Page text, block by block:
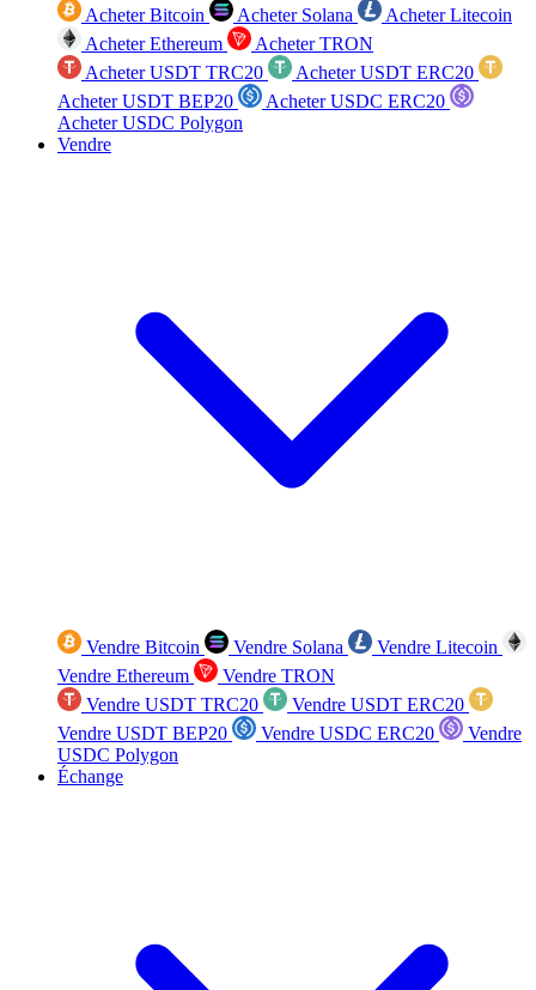
Acheter Bitcoin Acheter Solana
Acheter Litecoin
Acheter Ethereum
Acheter TRON
Acheter USDT TRC20
Acheter USDT ERC20
Acheter USDT BEP20
Acheter USDC ERC20
Acheter USDC Polygon
Vendre
Vendre Bitcoin Vendre Solana
Vendre Litecoin
Vendre Ethereum
Vendre TRON
Vendre USDT TRC20
Vendre USDT ERC20
Vendre USDT BEP20
Vendre USDC ERC20
Vendre
USDC Polygon
Échange